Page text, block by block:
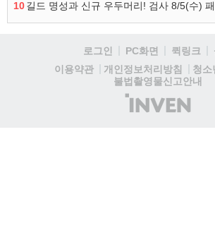
10길드 명성과 신규 우두머리! 검사 8/5(수)
로그인 PC화면 퀵링크
이용약관
개인정보처리방침
청소
불법촬영물신고안내
(주)
인